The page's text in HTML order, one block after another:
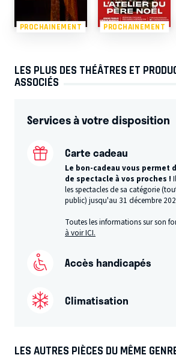
PROCHAINEMENT PROCHAINEMENT
LES PLUS DES THÉÂTRES ET
ASSOCIÉS
Services à votre disposition
Carte cadeau
Le bon-cadeau vous permet
de spectacle à vos proches !
les spectacles de sa catégorie
public) jusqu'au 31 décembre
Toutes les informations sur son
à voir ICI.
Accès handicapés
Climatisation
LES AUTRES PIÈCES DU MÊME